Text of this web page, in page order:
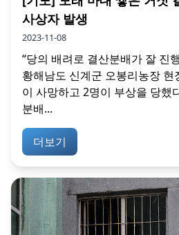
사상자 발생
2023-11-08
“당의 배려로 결산분배가 잘 진
황해남도 신계군 오봉리농장 현
이 사망하고 2명이 부상을 당했
분배...
더보기